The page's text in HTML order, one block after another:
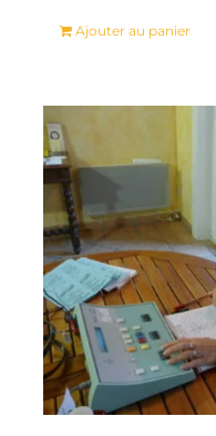
Ajouter au panier